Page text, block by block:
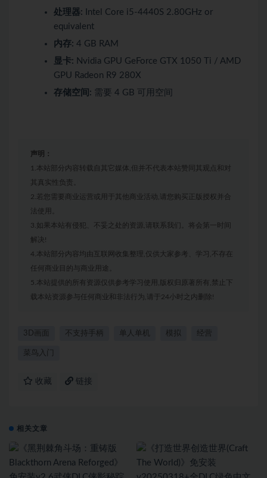
处理器: Intel Core i5-4440S 2.80GHz or
equivalent
内存: 4 GB RAM
显卡: Nvidia GPU GeForce GTX 1050 Ti / AMD
GPU Radeon R9 280X
存储空间: 需要 4 GB 可用空间
声明：
1.本站部分内容转载自其它媒体,但并不代表本站赞同其观点和对
其真实性负责。
2.若您需要商业运营或用于其他商业活动,请您购买正版授权并合
法使用。
3.如果本站有侵犯、不妥之处的资源,请联系我们。将会第一时间
解决!
4.本站部分内容均由互联网收集整理,仅供大家参考、学习,不存在
任何商业目的与商业用途。
5.本站提供的所有资源仅供参考学习使用,版权归原著所有,禁止下
载本站资源参与任何商业和非法行为,请于24小时之内删除!
3D画面 不支持手柄 单人单机 模拟 经营
菜鸟入门
收藏 链接
相关文章